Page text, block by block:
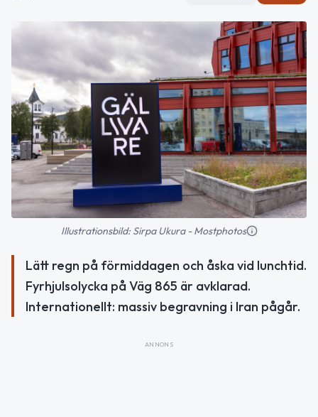
Illustrationsbild: Sirpa Ukura - Mostphotos
Lätt regn på förmiddagen och åska vid lunchtid.
Fyrhjulsolycka på Väg 865 är avklarad.
Internationellt: massiv begravning i Iran pågår.
ANNONS